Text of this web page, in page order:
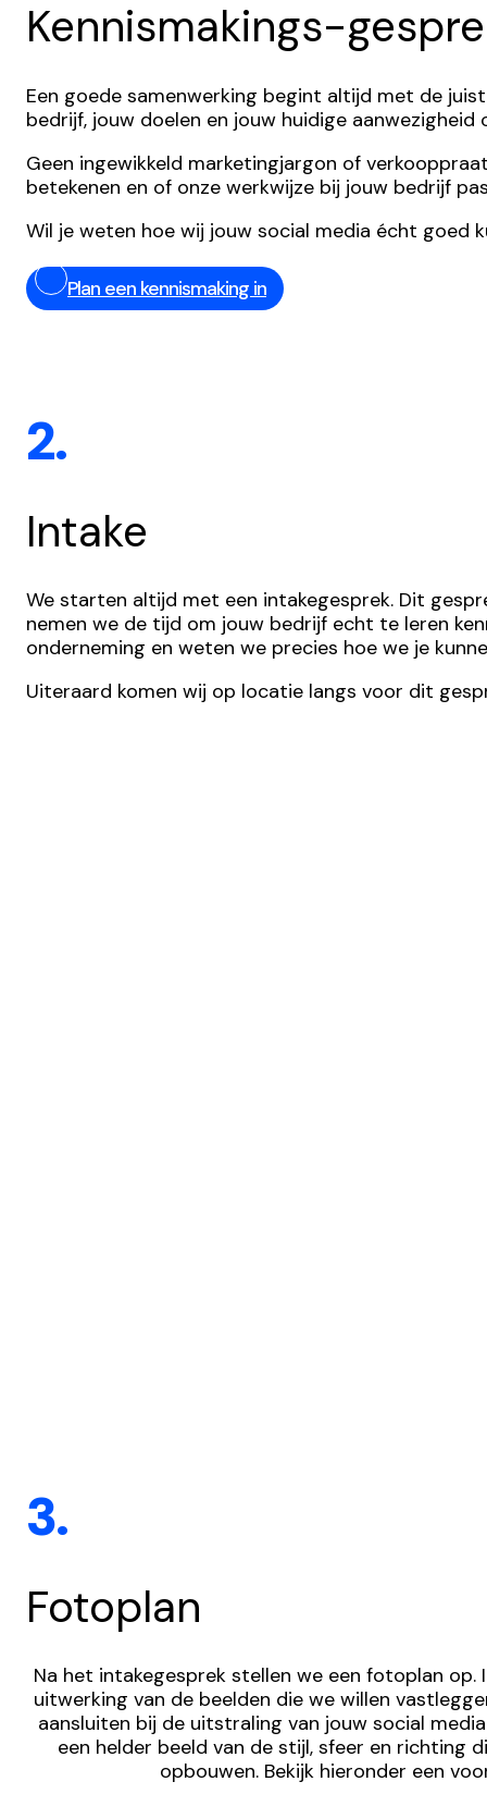
Kennismakings-
Een goede samenwerking begint altijd met de
bedrijf, jouw doelen en jouw huidige
Geen ingewikkeld marketingjargon of
betekenen en of onze werkwijze bij jouw bedrijf
Wil je weten hoe wij jouw social media écht goed
Plan een kennismaking in
2.
Intake
We starten altijd met een intakegesprek. Dit
nemen we de tijd om jouw bedrijf echt te leren
onderneming en weten we precies hoe we je
Uiteraard komen wij op locatie langs voor dit
3.
Fotoplan
Na het intakegesprek stellen we een fotoplan op.
uitwerking van de beelden die we willen
aansluiten bij de uitstraling van jouw social
een helder beeld van de stijl, sfeer en richting
opbouwen. Bekijk hieronder een